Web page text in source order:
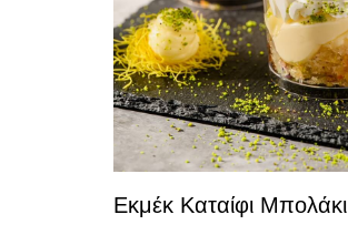
Εκμέκ Καταίφι Μπολάκι